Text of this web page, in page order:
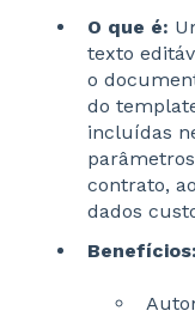
O que é:
texto
o
do
incluídas
contrato,
dados
Benefícios: